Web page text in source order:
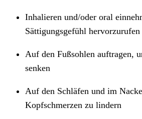
Inhalieren und/oder oral
Sättigungsgefühl hervorzurufen
Auf den Fußsohlen auftragen,
senken
Auf den Schläfen und im
Kopfschmerzen zu lindern